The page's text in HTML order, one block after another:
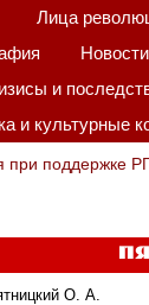
Лица
Новости
и
и культурные
при поддержке
О. А.